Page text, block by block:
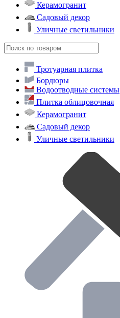
Керамогранит
Садовый декор
Уличные светильники
Тротуарная плитка
Бордюры
Водоотводные системы
Плитка облицовочная
Керамогранит
Садовый декор
Уличные светильники